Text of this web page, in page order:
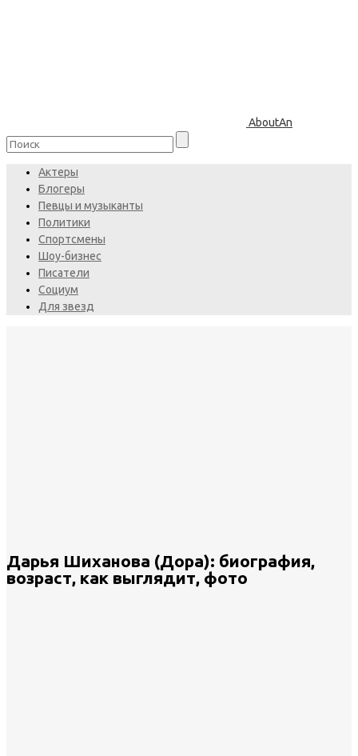
AboutAn
Актеры
Блогеры
Певцы и музыканты
Политики
Спортсмены
Шоу-бизнес
Писатели
Социум
Для звезд
Дарья Шиханова (Дора): биография,
возраст, как выглядит, фото